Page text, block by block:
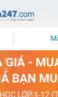
GIÁ -
BẠN
LỚP 1-12